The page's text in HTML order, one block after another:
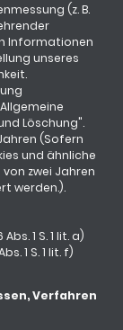
(z. B.
Informationen
unseres
Löschung".
(Sofern
und ähnliche
zwei Jahren
werden.).
1 S. 1 lit. a)
1 S. 1 lit. f)
Verfahren